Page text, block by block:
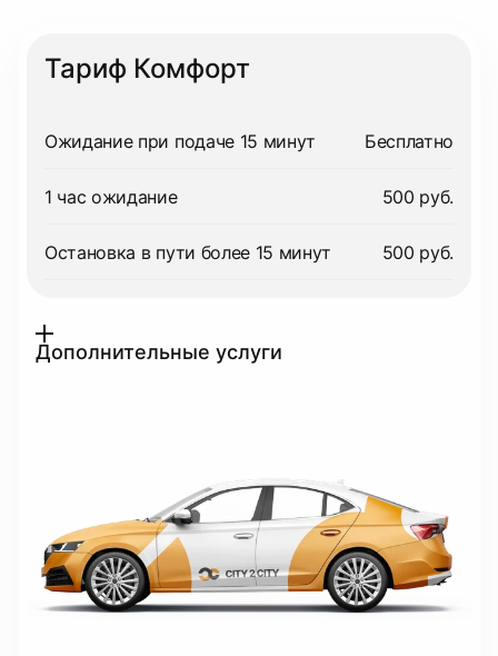
Тариф Комфорт
Ожидание при подаче 15 минут Бесплатно
1 час ожидание 500 руб.
Остановка в пути более 15 минут 500 руб.
Дополнительные услуги